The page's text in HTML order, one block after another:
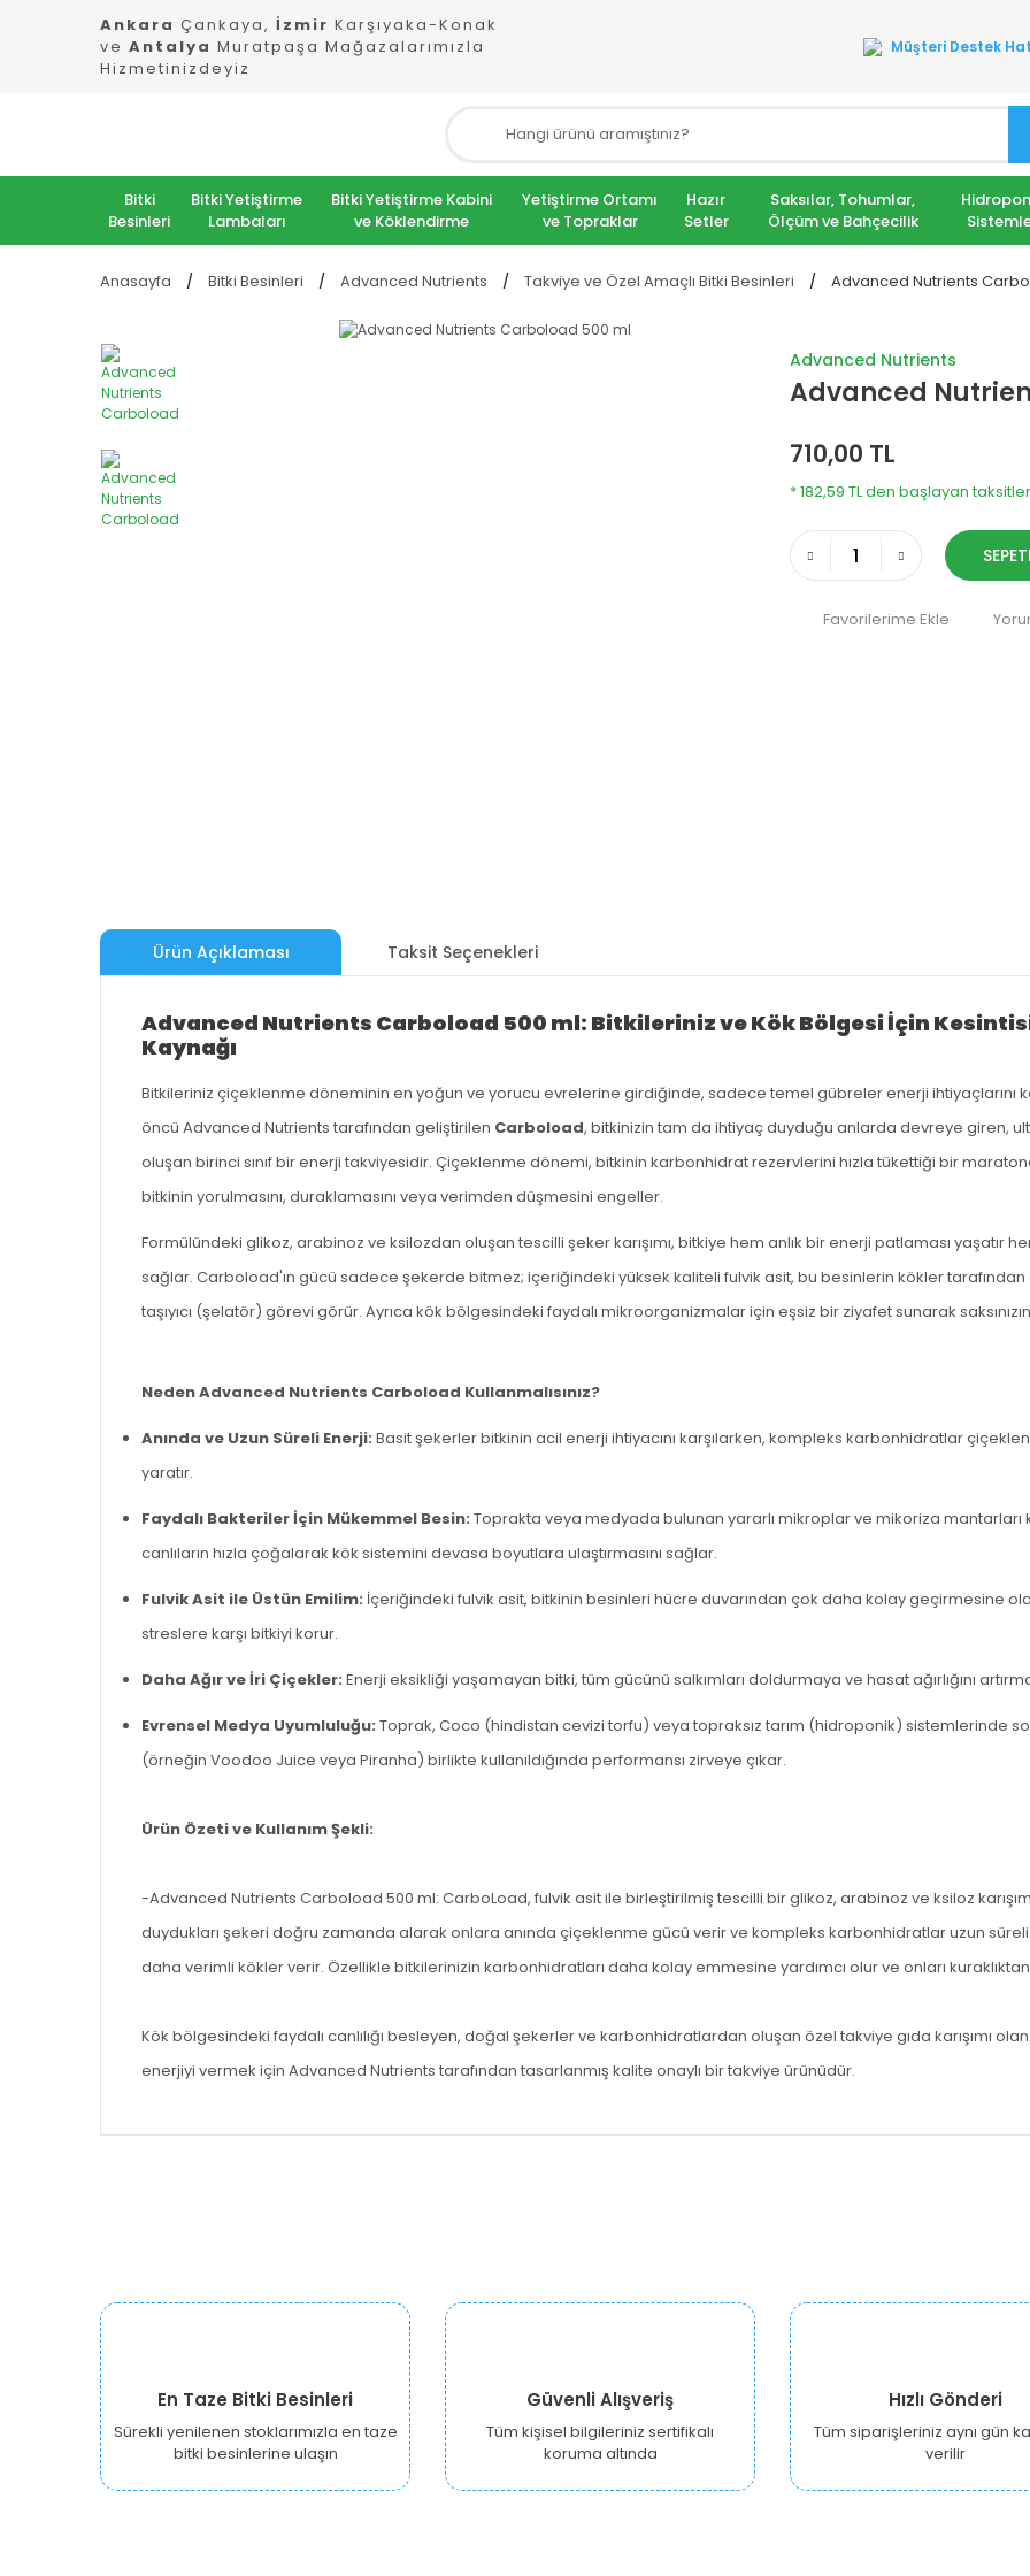
Ankara Çankaya, İzmir Karşıyaka-Konak
ve Antalya Muratpaşa Mağazalarımızla
Hizmetinizdeyiz
Müşteri Destek
Bitki
Besinleri
Bitki Yetiştirme
Lambaları
Bitki Yetiştirme Kabini
ve Köklendirme
Yetiştirme Ortamı
ve Topraklar
Hazır
Setler
Saksılar, Tohumlar,
Ölçüm ve Bahçecilik
Anasayfa Bitki Besinleri Advanced Nutrients Takviye ve Özel Amaçlı Bitki Besinleri Advanced Nutrients
Advanced Nutrients
Advanced
710,00 TL
* 182,59 TL den başlayan
Ürün Açıklaması Taksit Seçenekleri
Advanced Nutrients Carboload 500 ml: Bitkileriniz ve Kök Bölgesi İçin
Kaynağı
Bitkileriniz çiçeklenme döneminin en yoğun ve yorucu evrelerine girdiğinde, sadece temel gübreler enerji ihtiyaçlarını
öncü Advanced Nutrients tarafından geliştirilen Carboload, bitkinizin tam da ihtiyaç duyduğu anlarda devreye giren,
oluşan birinci sınıf bir enerji takviyesidir. Çiçeklenme dönemi, bitkinin karbonhidrat rezervlerini hızla tükettiği bir
bitkinin yorulmasını, duraklamasını veya verimden düşmesini engeller.
Formülündeki glikoz, arabinoz ve ksilozdan oluşan tescilli şeker karışımı, bitkiye hem anlık bir enerji patlaması yaşatır
sağlar. Carboload'ın gücü sadece şekerde bitmez; içeriğindeki yüksek kaliteli fulvik asit, bu besinlerin kökler
taşıyıcı (şelatör) görevi görür. Ayrıca kök bölgesindeki faydalı mikroorganizmalar için eşsiz bir ziyafet sunarak
Neden Advanced Nutrients Carboload Kullanmalısınız?
Anında ve Uzun Süreli Enerji: Basit şekerler bitkinin acil enerji ihtiyacını karşılarken, kompleks karbonhidratlar
yaratır.
Faydalı Bakteriler İçin Mükemmel Besin: Toprakta veya medyada bulunan yararlı mikroplar ve mikoriza
canlıların hızla çoğalarak kök sistemini devasa boyutlara ulaştırmasını sağlar.
Fulvik Asit ile Üstün Emilim: İçeriğindeki fulvik asit, bitkinin besinleri hücre duvarından çok daha kolay geçirmesine
streslere karşı bitkiyi korur.
Daha Ağır ve İri Çiçekler: Enerji eksikliği yaşamayan bitki, tüm gücünü salkımları doldurmaya ve hasat ağırlığını
Evrensel Medya Uyumluluğu: Toprak, Coco (hindistan cevizi torfu) veya topraksız tarım (hidroponik) sistemlerinde
(örneğin Voodoo Juice veya Piranha) birlikte kullanıldığında performansı zirveye çıkar.
Ürün Özeti ve Kullanım Şekli:
-Advanced Nutrients Carboload 500 ml: CarboLoad, fulvik asit ile birleştirilmiş tescilli bir glikoz, arabinoz ve ksiloz
duydukları şekeri doğru zamanda alarak onlara anında çiçeklenme gücü verir ve kompleks karbonhidratlar uzun
daha verimli kökler verir. Özellikle bitkilerinizin karbonhidratları daha kolay emmesine yardımcı olur ve onları
Kök bölgesindeki faydalı canlılığı besleyen, doğal şekerler ve karbonhidratlardan oluşan özel takviye gıda karışımı
enerjiyi vermek için Advanced Nutrients tarafından tasarlanmış kalite onaylı bir takviye ürünüdür.
En Taze Bitki Besinleri
Sürekli yenilenen stoklarımızla en taze
bitki besinlerine ulaşın
Güvenli Alışveriş
Tüm kişisel bilgileriniz sertifikalı
koruma altında
Hızlı Gönderi
Tüm siparişleriniz aynı gün
verilir